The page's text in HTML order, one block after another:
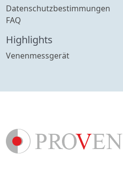
Datenschutzbestimmungen
FAQ
Highlights
Venenmessgerät